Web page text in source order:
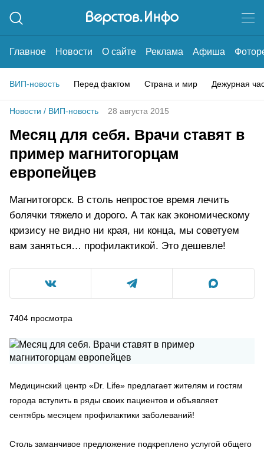
Главное Новости О сайте Реклама Афиша
ВИП-новость Перед фактом Страна и мир Дежурная
Новости / ВИП-новость 28 августа 2015
Месяц для себя. Врачи ставят в
пример магнитогорцам
европейцев
Магнитогорск. В столь непростое время лечить
болячки тяжело и дорого. А так как экономическому
кризису не видно ни края, ни конца, мы советуем
вам заняться… профилактикой. Это дешевле!
7404 просмотра
Медицинский центр «Dr. Life» предлагает жителям и гостям
города вступить в ряды своих пациентов и объявляет
сентябрь месяцем профилактики заболеваний!
Столь заманчивое предложение подкреплено услугой общего